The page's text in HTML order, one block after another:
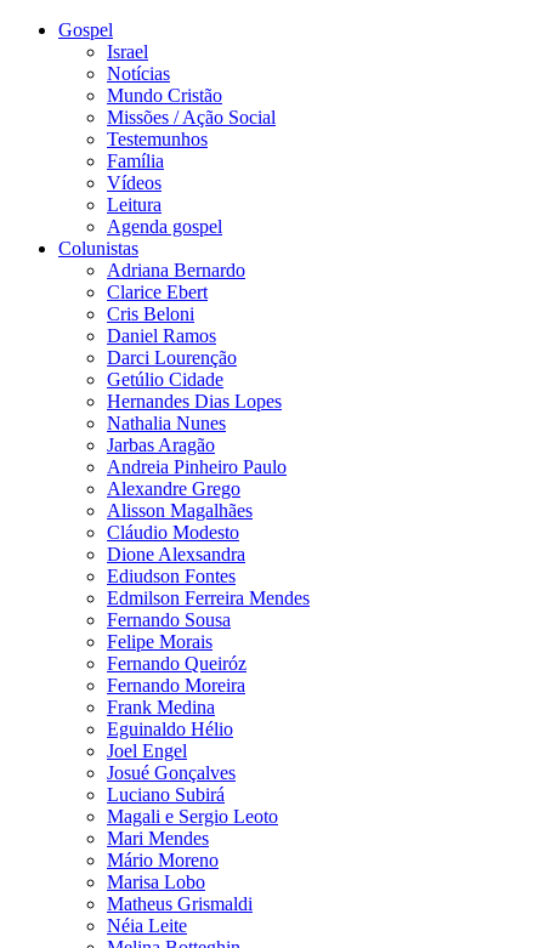
Gospel
Israel
Notícias
Mundo Cristão
Missões / Ação Social
Testemunhos
Família
Vídeos
Leitura
Agenda gospel
Colunistas
Adriana Bernardo
Clarice Ebert
Cris Beloni
Daniel Ramos
Darci Lourenção
Getúlio Cidade
Hernandes Dias Lopes
Nathalia Nunes
Jarbas Aragão
Andreia Pinheiro Paulo
Alexandre Grego
Alisson Magalhães
Cláudio Modesto
Dione Alexsandra
Ediudson Fontes
Edmilson Ferreira Mendes
Fernando Sousa
Felipe Morais
Fernando Queiróz
Fernando Moreira
Frank Medina
Eguinaldo Hélio
Joel Engel
Josué Gonçalves
Luciano Subirá
Magali e Sergio Leoto
Mari Mendes
Mário Moreno
Marisa Lobo
Matheus Grismaldi
Néia Leite